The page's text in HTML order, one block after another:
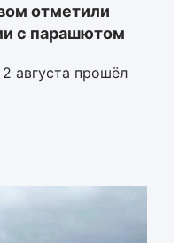
отметили
с парашютом
августа прошёл